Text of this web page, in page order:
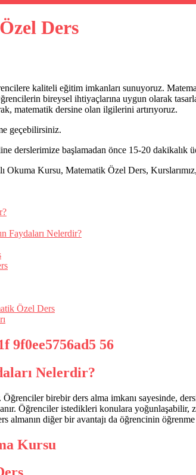
Ders
kaliteli eğitim imkanları sunuyoruz.
bireysel ihtiyaçlarına uygun olarak
matematik dersine olan ilgilerini artırıyoruz.
geçebilirsiniz.
derslerimize başlamadan önce 15-20 dakikalık
Okuma Kursu, Matematik Özel Ders,
Faydaları Nelerdir?
Özel Ders
Nelerdir?
Öğrenciler birebir ders alma imkanı sayesinde,
Öğrenciler istedikleri konulara
almanın diğer bir avantajı da öğrencinin öğrenme